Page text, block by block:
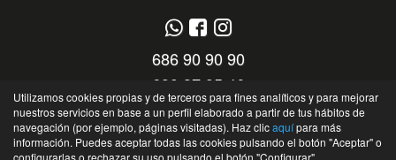
686 90 90 90
699 37 95 46
C/ El Timple, 13 - 38108 - Santa Cruz de Tenerife - Santa Cruz de Tenerife -
España
©Recambios DT- 2026 -Tienda online de recambios de Gira
Utilizamos cookies propias y de terceros para fines analíticos y para mejorar
nuestros servicios en base a un perfil elaborado a partir de tus hábitos de
navegación (por ejemplo, páginas visitadas). Haz clicaquípara más
información. Puedes aceptar todas las cookies pulsando el botón "Aceptar" o
configurarlas o rechazar su uso pulsando el botón "Configurar".